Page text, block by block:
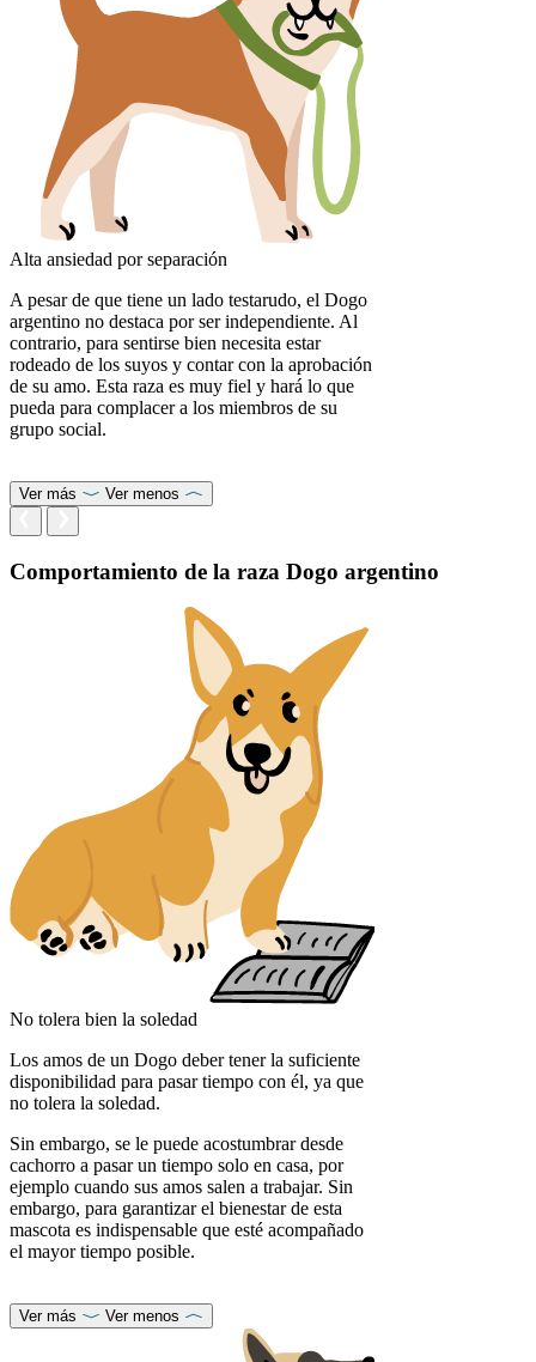
Alta ansiedad por separación
A pesar de que tiene un lado testarudo, el Dogo
argentino no destaca por ser independiente. Al
contrario, para sentirse bien necesita estar
rodeado de los suyos y contar con la aprobación
de su amo. Esta raza es muy fiel y hará lo que
pueda para complacer a los miembros de su
grupo social.
Ver más Ver menos
Comportamiento de la raza Dogo argentino
No tolera bien la soledad
Los amos de un Dogo deber tener la suficiente
disponibilidad para pasar tiempo con él, ya que
no tolera la soledad.
Sin embargo, se le puede acostumbrar desde
cachorro a pasar un tiempo solo en casa, por
ejemplo cuando sus amos salen a trabajar. Sin
embargo, para garantizar el bienestar de esta
mascota es indispensable que esté acompañado
el mayor tiempo posible.
Ver más Ver menos